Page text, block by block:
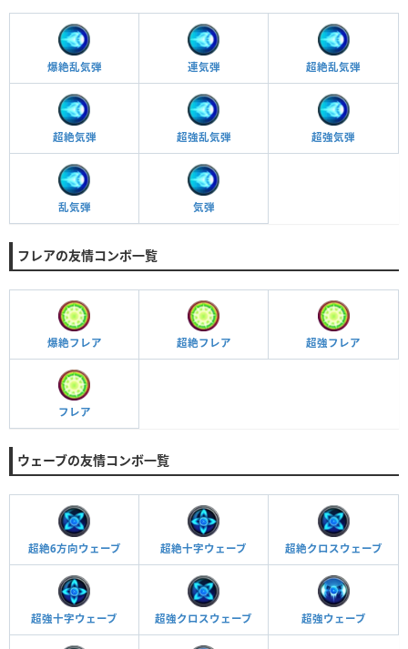
爆絶乱気弾 連気弾 超絶乱気弾
超絶気弾 超強乱気弾 超強気弾
乱気弾 気弾
フレアの友情コンボ一覧
爆絶フレア 超絶フレア 超強フレア
フレア
ウェーブの友情コンボ一覧
超絶6方向ウェーブ 超絶十字ウェーブ 超絶クロスウェーブ
超強十字ウェーブ 超強クロスウェーブ 超強ウェーブ